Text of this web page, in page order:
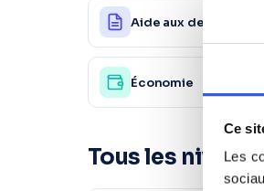
Ce
Les
Aide aux devoirs
Économie
Tous les